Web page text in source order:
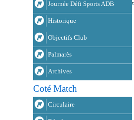
Journée Défi Sports ADB
Historique
Objectifs Club
Palmarès
Archives
Coté Match
Circulaire